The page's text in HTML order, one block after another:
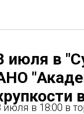
июля в
июля в 18:00 в